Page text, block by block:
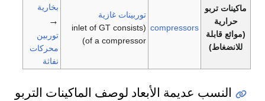
ماكينات تربو
حرارية
(موائع قابلة
للانضغاط)
compressors
توربينات غازية
(inlet of GT consists
of a compressor)
بخارية
→
توربين
محركات
نفاثة
النسب عديمة الأبعاد لوصف الماكينات التربو